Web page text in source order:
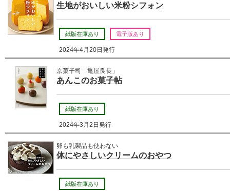
生地がおいしい米粉シフォン
紙版在庫あり 電子版あり
2024年4月20日発行
京菓子司「亀屋良長」
あんこのお菓子帖
紙版在庫あり
2024年3月2日発行
卵も乳製品も使わない
体にやさしいクリームのおやつ
紙版在庫あり